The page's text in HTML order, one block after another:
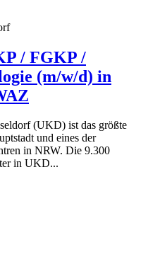
/ FGKP /
(m/w/d) in
(UKD) ist das größte
und eines der
in NRW. Die 9.300
in UKD...